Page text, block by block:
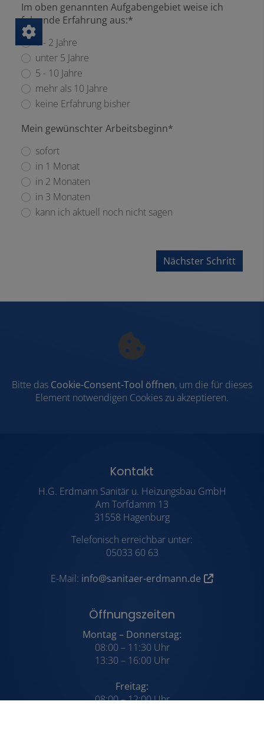
Im oben genannten Aufgabengebiet weise ich
folgende Erfahrung aus:*
1 - 2 Jahre
unter 5 Jahre
5 - 10 Jahre
mehr als 10 Jahre
keine Erfahrung bisher
Mein gewünschter Arbeitsbeginn*
sofort
in 1 Monat
in 2 Monaten
in 3 Monaten
kann ich aktuell noch nicht sagen
Nächster Schritt
Bitte das Cookie-Consent-Tool öffnen, um die für dieses
Element notwendigen Cookies zu akzeptieren.
Footer - Kontaktdaten und
Kontakt
H.G. Erdmann Sanitär u. Heizungsbau GmbH
Am Torfdamm 13
31558 Hagenburg
Telefonisch erreichbar unter:
05033 60 63
E-Mail: info@sanitaer-erdmann.de
Öffnungszeiten
Montag – Donnerstag:
08:00 – 11:30 Uhr
13:30 – 16:00 Uhr
Freitag:
08:00 – 12:00 Uhr